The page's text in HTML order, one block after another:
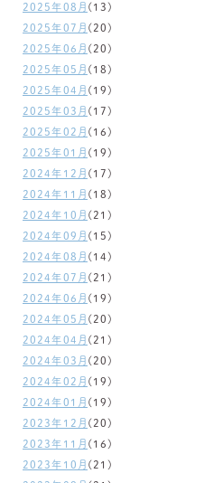
2025年08月 (13)
2025年07月 (20)
2025年06月 (20)
2025年05月 (18)
2025年04月 (19)
2025年03月 (17)
2025年02月 (16)
2025年01月 (19)
2024年12月 (17)
2024年11月 (18)
2024年10月 (21)
2024年09月 (15)
2024年08月 (14)
2024年07月 (21)
2024年06月 (19)
2024年05月 (20)
2024年04月 (21)
2024年03月 (20)
2024年02月 (19)
2024年01月 (19)
2023年12月 (20)
2023年11月 (16)
2023年10月 (21)